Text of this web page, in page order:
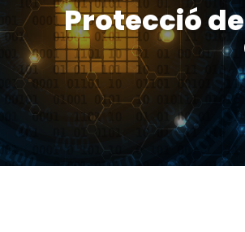
Protecció